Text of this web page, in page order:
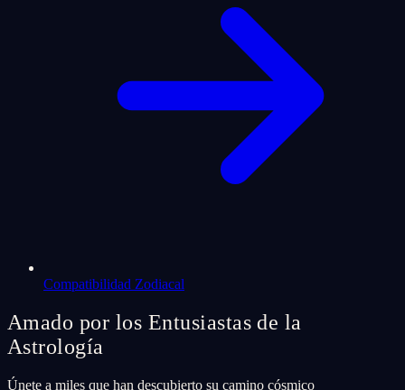
Compatibilidad Zodiacal
Amado por los Entusiastas de la
Astrología
Únete a miles que han descubierto su camino cósmico